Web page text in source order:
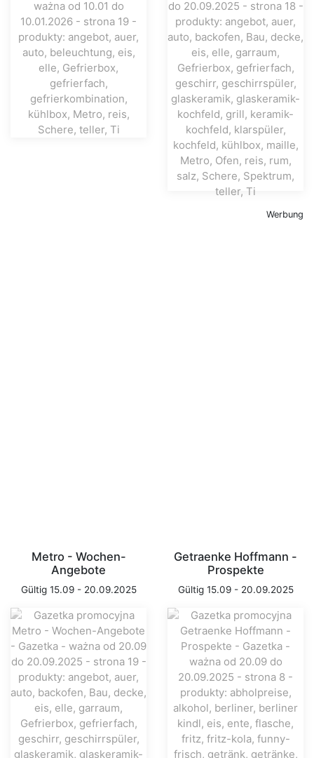
Werbung
Metro - Wochen-
Angebote
Gültig 15.09 - 20.09.2025
Getraenke Hoffmann -
Prospekte
Gültig 15.09 - 20.09.2025